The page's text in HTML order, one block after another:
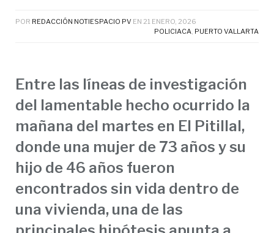
POR REDACCIÓN NOTIESPACIO PV EN 21 ENERO, 2026
POLICIACA, PUERTO VALLARTA
Entre las líneas de investigación
del lamentable hecho ocurrido la
mañana del martes en El Pitillal,
donde una mujer de 73 años y su
hijo de 46 años fueron
encontrados sin vida dentro de
una vivienda, una de las